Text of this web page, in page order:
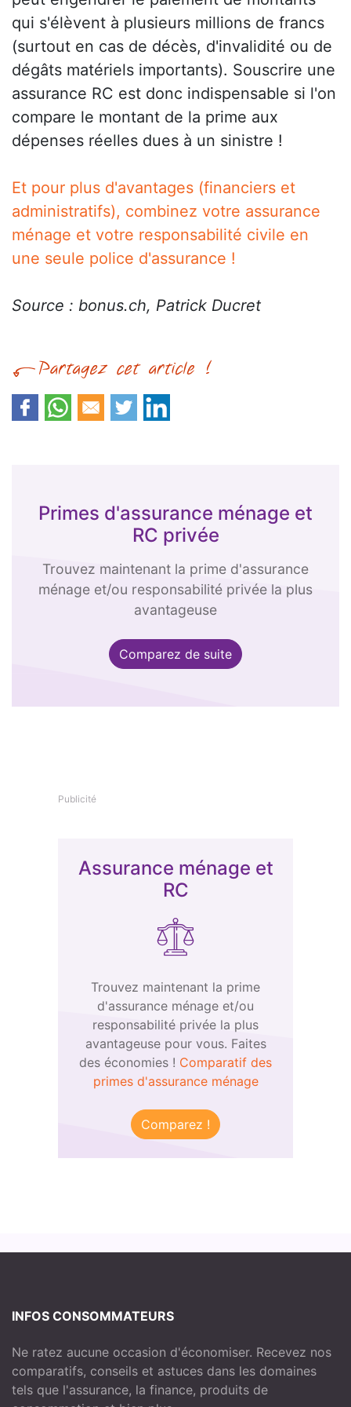
qui s'élèvent à plusieurs millions de francs
(surtout en cas de décès, d'invalidité ou de
dégâts matériels importants). Souscrire une
assurance RC est donc indispensable si l'on
compare le montant de la prime aux
dépenses réelles dues à un sinistre !
Et pour plus d'avantages (financiers et
administratifs), combinez votre assurance
ménage et votre responsabilité civile en
une seule police d'assurance !
Source : bonus.ch, Patrick Ducret
Primes d'assurance ménage et
RC privée
Trouvez maintenant la prime d'assurance
ménage et/ou responsabilité privée la plus
avantageuse
Comparez de suite
Publicité
Assurance ménage et
RC
Trouvez maintenant la prime
d'assurance ménage et/ou
responsabilité privée la plus
avantageuse pour vous. Faites
des économies ! Comparatif des
primes d'assurance ménage
Comparez !
INFOS CONSOMMATEURS
Ne ratez aucune occasion d'économiser. Recevez nos
comparatifs, conseils et astuces dans les domaines
tels que l'assurance, la finance, produits de